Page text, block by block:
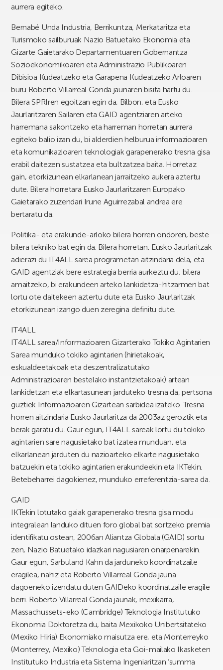
aurrera egiteko.
Bernabé Unda Industria, Berrikuntza, Merkataritza eta
Turismoko sailburuak Nazio Batuetako Ekonomia eta
Gizarte Gaietarako Departamentuaren Gobernantza
Sozioekonomikoaren eta Administrazio Publikoaren
Dibisioa Kudeatzeko eta Garapena Kudeatzeko Arloaren
buru Roberto Villarreal Gonda jaunaren bisita hartu du.
Bilera SPRIren egoitzan egin da, Bilbon, eta Eusko
Jaurlaritzaren Sailaren eta GAID agentziaren arteko
harremana sakontzeko eta harreman horretan aurrera
egiteko balio izan du, bi alderdien helburua informazioaren
eta komunikazioaren teknologiak garapenerako tresna gisa
erabil daitezen sustatzea eta bultzatzea baita. Horretaz
gain, etorkizunean elkarlanean jarraitzeko aukera aztertu
dute. Bilera horretara Eusko Jaurlaritzaren Europako
Gaietarako zuzendari Irune Aguirrezabal andrea ere
bertaratu da.
Politika- eta erakunde-arloko bilera horren ondoren, beste
bilera tekniko bat egin da. Bilera horretan, Eusko Jaurlaritzak
adierazi du IT4ALL sarea programetan aitzindaria dela, eta
GAID agentziak bere estrategia berria aurkeztu du; bilera
amaitzeko, bi erakundeen arteko lankidetza-hitzarmen bat
lortu ote daitekeen aztertu dute eta Eusko Jaurlaritzak
etorkizunean izango duen zeregina definitu dute.
IT4ALL
IT4ALL sarea/Informazioaren Gizarterako Tokiko Agintarien
Sarea munduko tokiko agintarien (hirietakoak,
eskualdeetakoak eta deszentralizatutako
Administrazioaren bestelako instantzietakoak) artean
lankidetzan eta elkartasunean jarduteko tresna da, pertsona
guztiek Informazioaren Gizartean sarbidea izateko. Tresna
horren aitzindaria Eusko Jaurlaritza da 2003az geroztik eta
berak garatu du. Gaur egun, IT4ALL sareak lortu du tokiko
agintarien sare nagusietako bat izatea munduan, eta
elkarlanean jarduten du nazioarteko elkarte nagusietako
batzuekin eta tokiko agintarien erakundeekin eta IKTekin.
Betebeharrei dagokienez, munduko erreferentzia-sarea da.
GAID
IKTekin lotutako gaiak garapenerako tresna gisa modu
integralean landuko dituen foro global bat sortzeko premia
identifikatu ostean, 2006an Aliantza Globala (GAID) sortu
zen, Nazio Batuetako idazkari nagusiaren onarpenarekin.
Gaur egun, Sarbuland Kahn da jarduneko koordinatzaile
eragilea, nahiz eta Roberto Villarreal Gonda jauna
dagoeneko izendatu duten GAIDeko koordinatzaile eragile
berri. Roberto Villarreal Gonda jaunak, mexikarra,
Massachussets-eko (Cambridge) Teknologia Institutuko
Ekonomia Doktoretza du, baita Mexikoko Unibertsitateko
(Mexiko Hiria) Ekonomiako maisutza ere, eta Monterreyko
(Monterrey, Mexiko) Teknologia eta Goi-mailako Ikasketen
Institutuko Industria eta Sistema Ingeniaritzan ‘summa